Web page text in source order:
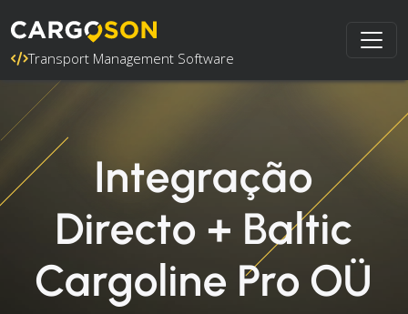
Transport Management Software
Integração
Directo + Baltic
Cargoline Pro OÜ